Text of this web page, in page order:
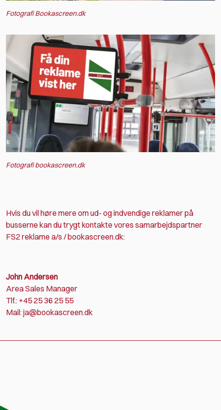
Fotografi Bookascreen.dk
Fotografi bookascreen.dk
Hvis du vil høre mere om ud- og indvendige reklamer på
busserne kan du trygt kontakte vores samarbejdspartner
FS2 reklame a/s / bookascreen.dk:
John Andersen
Area Sales Manager
Tlf.: +45 25 36 25 55
Mail: ja@bookascreen.dk